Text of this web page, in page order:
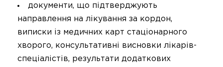
документи, що підтверджують
направлення на лікування за кордон,
виписки із медичних карт стаціонарного
хворого, консультативні висновки лікарів-
спеціалістів, результати додаткових